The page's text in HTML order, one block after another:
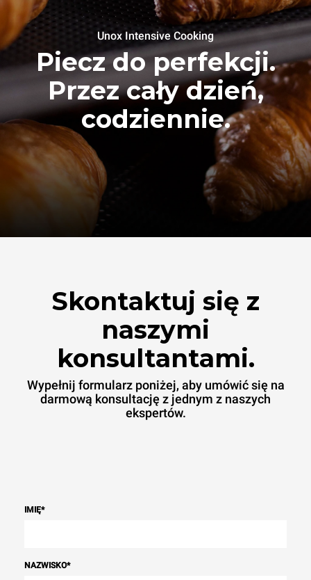
Unox Intensive Cooking
Piecz do perfekcji.
Przez cały dzień,
codziennie.
Skontaktuj się z
naszymi
konsultantami.
Wypełnij formularz poniżej, aby umówić się na
darmową konsultację z jednym z naszych
ekspertów.
IMIĘ*
NAZWISKO*